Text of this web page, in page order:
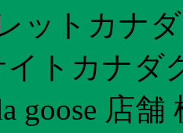
ットカナ
イトカナダ
goose 店